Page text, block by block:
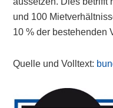
und 100
10 % der bestehenden
Quelle und Volltext:
Primary